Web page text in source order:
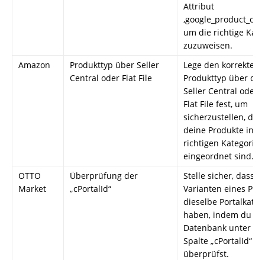
Attribut
um die richtige
zuzuweisen.
Amazon
Produkttyp über Seller
Central oder Flat File
Lege den korrekten
Produkttyp über die
Seller Central oder
Flat File fest, um
sicherzustellen,
deine Produkte in
richtigen Kategorien
eingeordnet sind.
OTTO
Market
Überprüfung der
„cPortalId“
Stelle sicher, dass
Varianten eines
dieselbe
haben, indem du
Datenbank unter
Spalte „cPortalId“
überprüfst.